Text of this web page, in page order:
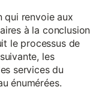
qui renvoie aux
à la conclusion
le processus de
les
services du
énumérées.